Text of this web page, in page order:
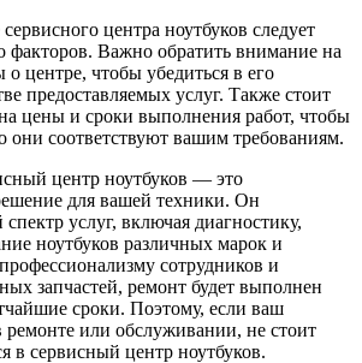
центра ноутбуков следует
факторов. Важно обратить внимание на
центре, чтобы убедиться в его
предоставляемых услуг. Также стоит
цены и сроки выполнения работ, чтобы
они соответствуют вашим требованиям.
центр ноутбуков — это
для вашей техники. Он
услуг, включая диагностику,
ноутбуков различных марок и
сотрудников и
запчастей, ремонт будет выполнен
сроки. Поэтому, если ваш
ремонте или обслуживании, не стоит
в сервисный центр ноутбуков.